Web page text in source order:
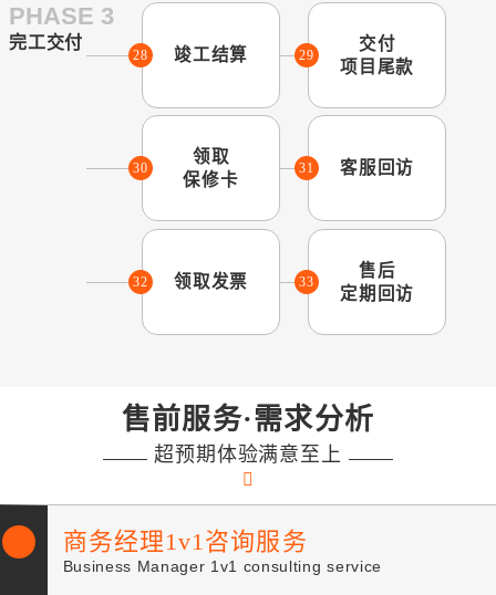
PHASE 3
完工交付
28 竣工结算 29
交付
项目尾款
30
领取
保修卡
31 客服回访
32 领取发票 33
售后
定期回访
售前服务·需求分析
超预期体验满意至上
商务经理1v1咨询服务
Business Manager 1v1 consulting service